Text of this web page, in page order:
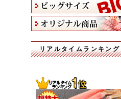
リアルタイムランキング